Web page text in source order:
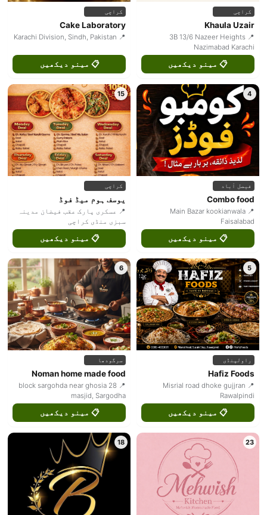
کراچی
Khaula Uzair
📍 3B 13/6 Nazeer Heights
Nazimabad Karachi
📋 مینو دیکھیں
کراچی
Cake Laboratory
📍 Karachi Division, Sindh, Pakistan
📋 مینو دیکھیں
4
فیصل آباد
Combo food
📍 Main Bazar kookianwala
Faisalabad
📋 مینو دیکھیں
15
کراچی
یوسف ہوم میڈ فوڈ
📍 عسکری پارک عقب فیضان مدینہ
سبزی منڈی کراچی
📋 مینو دیکھیں
5
راولپنڈی
Hafiz Foods
📍 Misrial road dhoke gujjran
Rawalpindi
📋 مینو دیکھیں
6
سرگودھا
Noman home made food
📍 28 block sargohda near ghosia
masjid, Sargodha
📋 مینو دیکھیں
23
18